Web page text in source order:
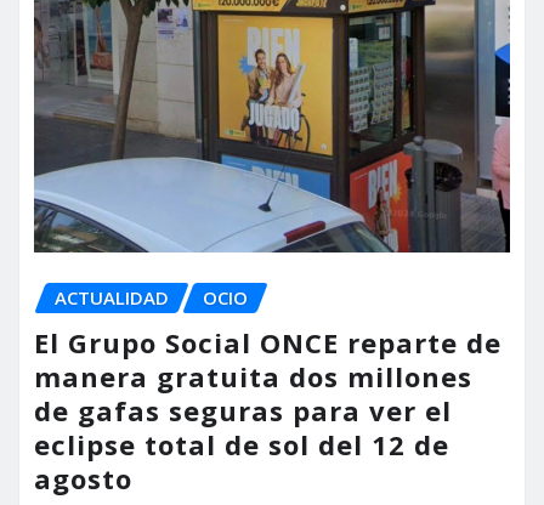
ACTUALIDAD OCIO
El Grupo Social ONCE reparte de
manera gratuita dos millones
de gafas seguras para ver el
eclipse total de sol del 12 de
agosto